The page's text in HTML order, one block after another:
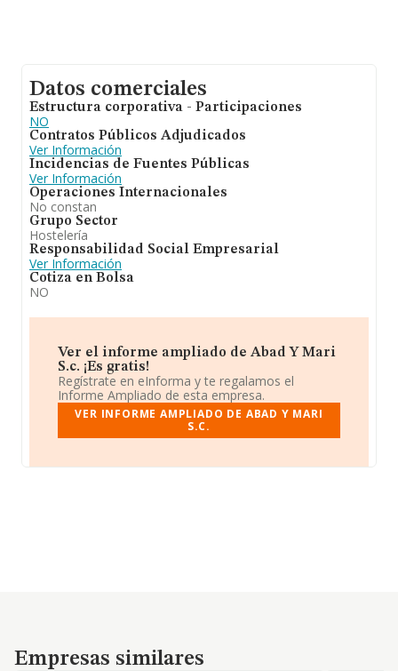
Datos comerciales
Estructura corporativa - Participaciones
NO
Contratos Públicos Adjudicados
Ver Información
Incidencias de Fuentes Públicas
Ver Información
Operaciones Internacionales
No constan
Grupo Sector
Hostelería
Responsabilidad Social Empresarial
Ver Información
Cotiza en Bolsa
NO
Ver el informe ampliado de Abad Y Mari
S.c. ¡Es gratis!
Regístrate en eInforma y te regalamos el
Informe Ampliado de esta empresa.
VER INFORME AMPLIADO DE ABAD Y MARI
S.C.
Empresas similares
Empresas similares